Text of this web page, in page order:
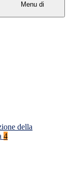
Menu di
della
4